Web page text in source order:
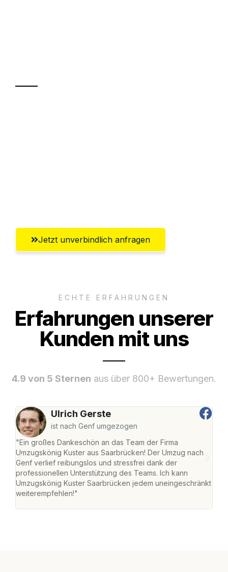
Jetzt unverbindlich anfragen
ECHTE ERFAHRUNGEN
Erfahrungen unserer
Kunden mit uns
4.9 von 5 Sternen aus über 800+ Bewertungen.
Ulrich Gerste
ist nach Genf umgezogen
"Ein großes Dankeschön an das Team der Firma
Umzugskönig Kuster aus Saarbrücken! Der Umzug nach
Genf verlief reibungslos und stressfrei dank der
professionellen Unterstützung des Teams. Ich kann
Umzugskönig Kuster Saarbrücken jedem uneingeschränkt
weiterempfehlen!"